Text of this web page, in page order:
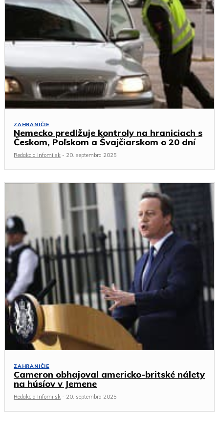
ZAHRANIČIE
Nemecko predlžuje kontroly na hraniciach s
Českom, Poľskom a Švajčiarskom o 20 dní
Redakcia Infomi.sk - 20. septembra 2025
ZAHRANIČIE
Cameron obhajoval americko-britské nálety
na húsíov v Jemene
Redakcia Infomi.sk - 20. septembra 2025